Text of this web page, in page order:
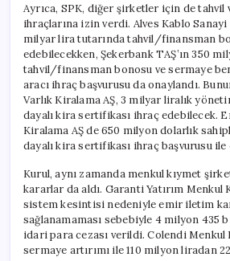
Ayrıca, SPK, diğer şirketler için de tahvil
ihraçlarına izin verdi. Alves Kablo Sanayi
milyar lira tutarında tahvil/finansman
edebilecekken, Şekerbank TAŞ’ın 350
tahvil/finansman bonosu ve sermaye
aracı ihraç başvurusu da onaylandı.
Varlık Kiralama AŞ, 3 milyar liralık
dayalı kira sertifikası ihraç edebilecek.
Kiralama AŞ de 650 milyon dolarlık
dayalı kira sertifikası ihraç başvurusu ile
Kurul, aynı zamanda menkul kıymet
kararlar da aldı. Garanti Yatırım Menkul
sistem kesintisi nedeniyle emir iletim
sağlanamaması sebebiyle 4 milyon 435
idari para cezası verildi. Colendi Menkul
sermaye artırımı ile 110 milyon liradan